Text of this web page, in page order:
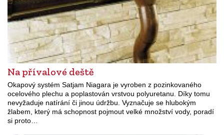
Na přívalové deště
Okapový systém Satjam Niagara je vyroben z pozinkovaného
ocelového plechu a poplastován vrstvou polyuretanu. Díky tomu
nevyžaduje natírání či jinou údržbu. Vyznačuje se hlubokým
žlabem, který má schopnost pojmout velké množství vody, poradí
si proto…